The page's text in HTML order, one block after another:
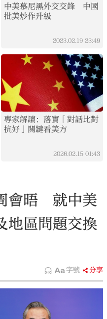
中美慕尼黑外交交鋒 中國
批美炒作升級
2023.02.19 23:49
專家解讀：落實「對話比對
抗好」關鍵看美方
2026.02.15 01:43
會晤 就中美
地區問題交換
字號 分享